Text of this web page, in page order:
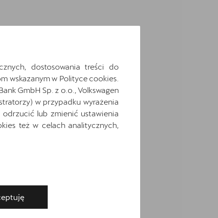
dostosowania treści do
wskazanym w Polityce cookies.
GmbH Sp. z o.o., Volkswagen
w przypadku wyrażenia
lub zmienić ustawienia
też w celach analitycznych,